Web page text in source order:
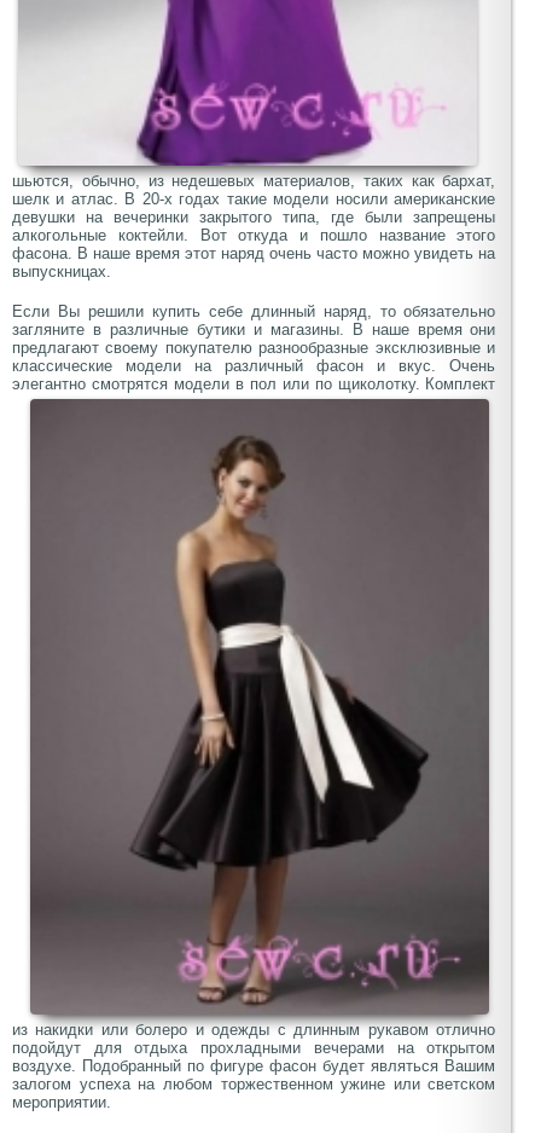
шьются, обычно, из недешевых материалов, таких как бархат,
шелк и атлас. В 20-х годах такие модели носили американские
девушки на вечеринки закрытого типа, где были запрещены
алкогольные коктейли. Вот откуда и пошло название этого
фасона. В наше время этот наряд очень часто можно увидеть на
выпускницах.
Если Вы решили купить себе длинный наряд, то обязательно
загляните в различные бутики и магазины. В наше время они
предлагают своему покупателю разнообразные эксклюзивные и
классические модели на различный фасон и вкус. Очень
элегантно смотрятся модели в пол или по щиколотку. Комплект
из накидки или болеро и одежды с длинным рукавом отлично
подойдут для отдыха прохладными вечерами на открытом
воздухе. Подобранный по фигуре фасон будет являться Вашим
залогом успеха на любом торжественном ужине или светском
мероприятии.